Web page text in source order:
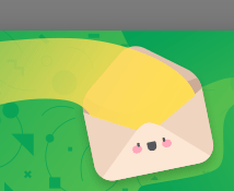
Vrstiev